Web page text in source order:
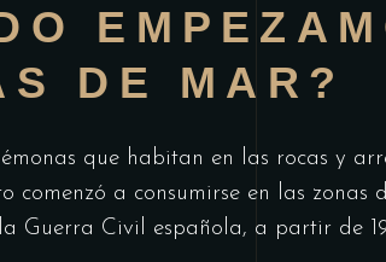
DE MAR?
que habitan en las rocas y
comenzó a consumirse en las
Guerra Civil española, a partir de